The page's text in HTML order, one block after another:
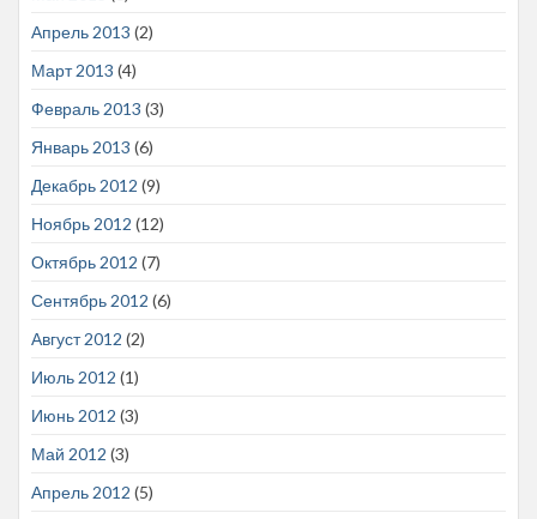
Апрель 2013 (2)
Март 2013 (4)
Февраль 2013 (3)
Январь 2013 (6)
Декабрь 2012 (9)
Ноябрь 2012 (12)
Октябрь 2012 (7)
Сентябрь 2012 (6)
Август 2012 (2)
Июль 2012 (1)
Июнь 2012 (3)
Май 2012 (3)
Апрель 2012 (5)